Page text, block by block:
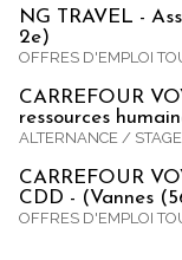
NG TRAVEL -
2e)
OFFRES D'EMPLOI
CARREFOUR
ressources
ALTERNANCE /
CARREFOUR
CDD - (Vannes
OFFRES D'EMPLOI